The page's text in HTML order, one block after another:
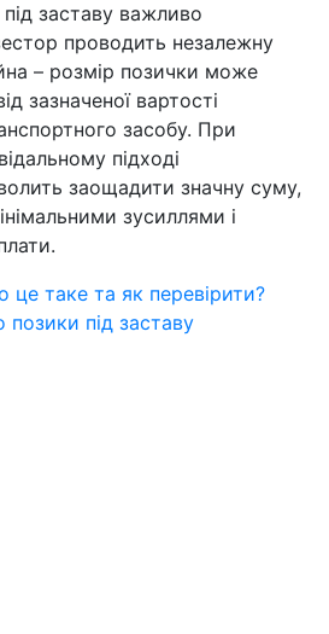
заставу важливо
проводить незалежну
– розмір позички може
зазначеної вартості
засобу. При
підході
заощадити значну суму,
зусиллями і
це таке та як перевірити?
під заставу